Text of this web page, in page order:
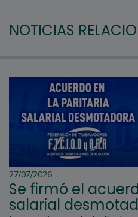
NOTICIAS
27/07/2026
Se firmó el
salarial